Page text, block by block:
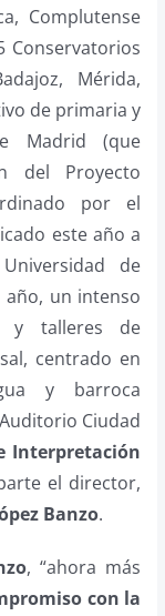
Complutense
Conservatorios
Mérida,
de primaria y
Madrid (que
del Proyecto
por el
este año a
de
un intenso
y talleres de
centrado en
y barroca
Ciudad
Interpretación
el director,
Banzo.
, “ahora más
con la